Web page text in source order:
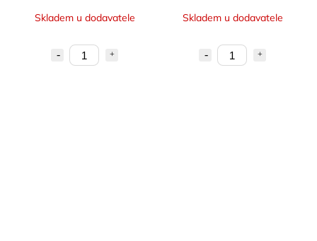
Skladem u dodavatele Skladem u dodavatele